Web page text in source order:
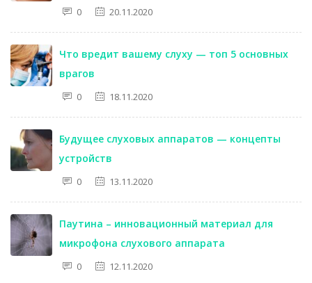
0 20.11.2020
Что вредит вашему слуху — топ 5 основных
врагов
0 18.11.2020
Будущее слуховых аппаратов — концепты
устройств
0 13.11.2020
Паутина – инновационный материал для
микрофона слухового аппарата
0 12.11.2020